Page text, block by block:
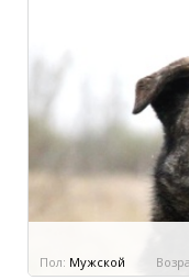
Пол: Мужской